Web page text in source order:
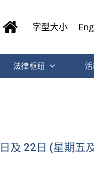
字型大小 Eng
法律枢纽
及 22日 (星期五